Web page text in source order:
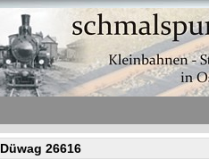
Düwag 26616